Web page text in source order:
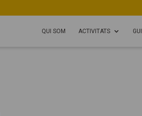
QUI SOM ACTIVITATS